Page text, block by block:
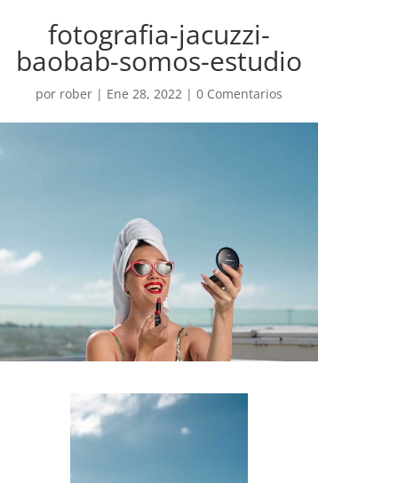
fotografia-jacuzzi-
baobab-somos-estudio
por rober | Ene 28, 2022 |0 Comentarios